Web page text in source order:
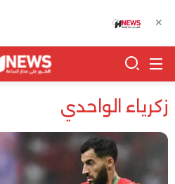
زكرياء الواحدي
✕